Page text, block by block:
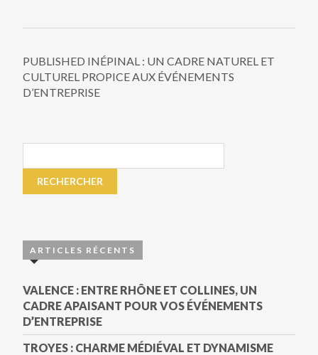
PUBLISHED INÉPINAL : UN CADRE NATUREL ET
CULTUREL PROPICE AUX ÉVÉNEMENTS
D’ENTREPRISE
ARTICLES RÉCENTS
VALENCE : ENTRE RHÔNE ET COLLINES, UN
CADRE APAISANT POUR VOS ÉVÉNEMENTS
D’ENTREPRISE
TROYES : CHARME MÉDIÉVAL ET DYNAMISME